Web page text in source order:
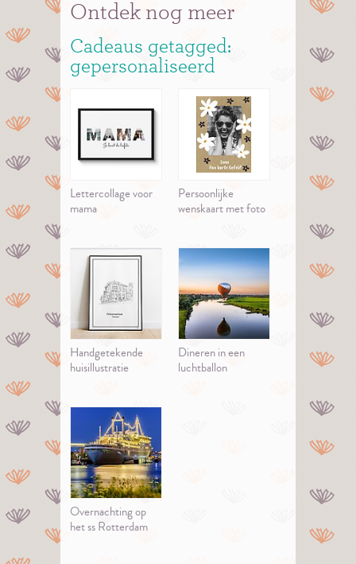
Ontdek nog meer
Cadeaus getagged:
gepersonaliseerd
Lettercollage voor
mama
Persoonlijke
wenskaart met foto
Handgetekende
huisillustratie
Dineren in een
luchtballon
Overnachting op
het ss Rotterdam